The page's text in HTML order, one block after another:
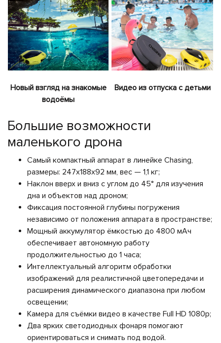
Новый взгляд на знакомые
водоёмы
Видео из отпуска с детьми
Большие возможности
маленького дрона
Самый компактный аппарат в линейке Chasing,
размеры: 247x188x92 мм, вес — 1,1 кг;
Наклон вверх и вниз с углом до 45° для изучения
дна и объектов над дроном;
Фиксация постоянной глубины погружения
независимо от положения аппарата в пространстве;
Мощный аккумулятор ёмкостью до 4800 мАч
обеспечивает автономную работу
продолжительностью до 1 часа;
Интеллектуальный алгоритм обработки
изображений для реалистичной цветопередачи и
расширения динамического диапазона при любом
освещении;
Камера для съёмки видео в качестве Full HD 1080p;
Два ярких светодиодных фонаря помогают
ориентироваться и снимать под водой.